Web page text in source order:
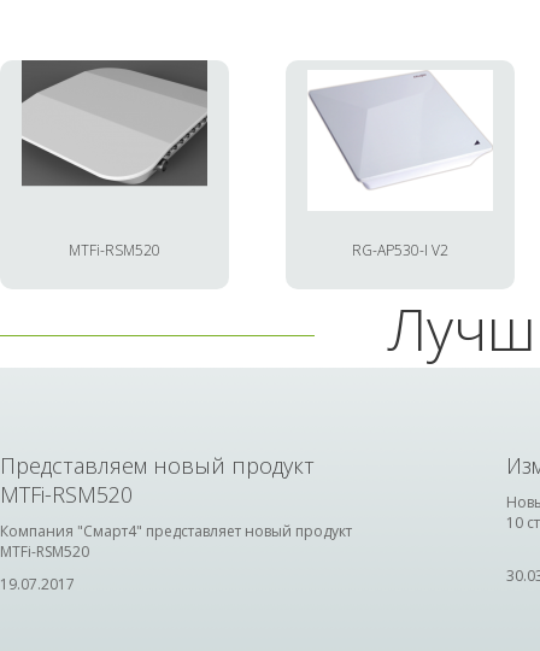
MTFi-RSM520 RG-AP530-I V2
Представляем новый продукт
MTFi-RSM520
Компания "Смарт4" представляет новый продукт
MTFi-RSM520
19.07.2017
10